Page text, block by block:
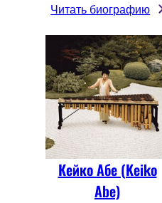
Читать биографию
Кейко Абе (Keiko
Abe)